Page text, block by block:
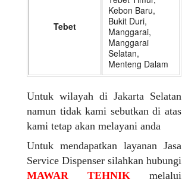
Tebet
Kebon Baru,
Bukit Duri,
Manggarai,
Manggarai
Selatan,
Menteng Dalam
Untuk wilayah di Jakarta Selatan
namun tidak kami sebutkan di atas
kami tetap akan melayani anda
Untuk mendapatkan layanan Jasa
Service Dispenser silahkan hubungi
MAWAR TEHNIK melalui